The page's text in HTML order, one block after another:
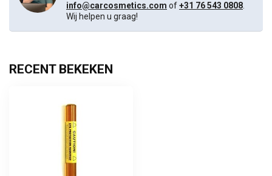
info@carcosmetics.com of+31 76 543 0808
Wij helpen u graag!
RECENT BEKEKEN